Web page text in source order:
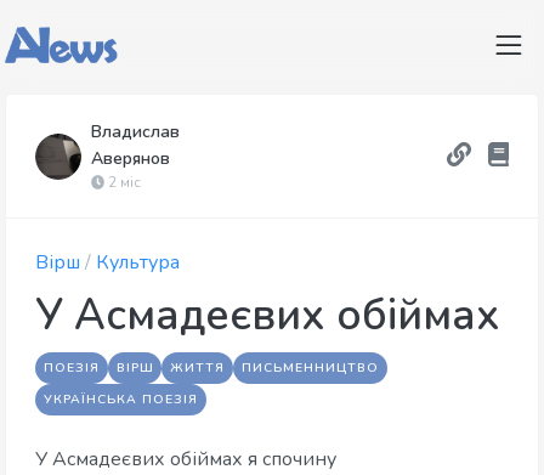
Владислав
Аверянов
2 міс
Вірш / Культура
У Асмадеєвих обіймах
ПОЕЗІЯ ВІРШ ЖИТТЯ
ПИСЬМЕННИЦТВО
УКРАЇНСЬКА ПОЕЗІЯ
У Асмадеєвих обіймах я спочину